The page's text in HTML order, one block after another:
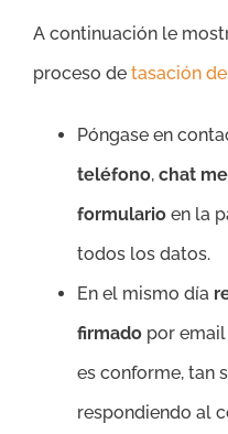
A continuación le
proceso de tasación
Póngase en
teléfono, chat
formulario en la
todos los datos.
En el mismo día
firmado por
es conforme, tan
respondiendo al